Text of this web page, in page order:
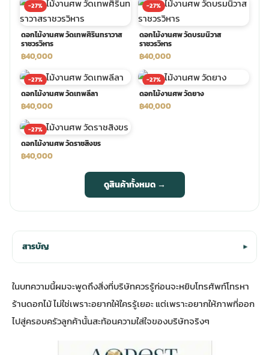
-27%
ดอกไม้งานศพ วัดเทพศิรินทราวาส
ราชวรวิหาร
฿40,000
-27%
ดอกไม้งานศพ วัดบรมนิวาส
ราชวรวิหาร
฿40,000
-27%
ดอกไม้งานศพ วัดเทพลีลา
฿40,000
-27%
ดอกไม้งานศพ วัดยาง
฿40,000
-27%
ดอกไม้งานศพ วัดราชสิงขร
฿40,000
ดูสินค้าทั้งหมด →
สารบัญ ▾
ในบทความนี้ผมจะพูดถึงสิ่งที่บริษัทควรรู้ก่อนจะหยิบโทรศัพท์โทรหา
ร้านดอกไม้ ไม่ใช่เพราะอยากให้ใครรู้เยอะ แต่เพราะอยากให้ภาพที่ออก
ไปสู่ครอบครัวลูกค้านั้นสะท้อนความใส่ใจของบริษัทจริงๆ